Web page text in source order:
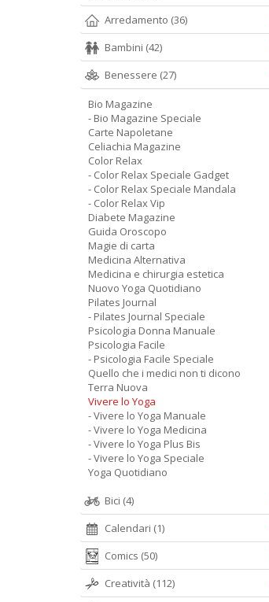
LO YOGA SPECIALE N.1
Libro Yoga
Digitale
4.90 €
Speciale Grafologia
Arredamento (36)
Bambini (42)
Benessere (27)
Bio Magazine
- Bio Magazine Speciale
Carte Napoletane
Celiachia Magazine
Color Relax
- Color Relax Speciale Gadget
- Color Relax Speciale Mandala
- Color Relax Vip
Diabete Magazine
Guida Oroscopo
Magie di carta
Medicina Alternativa
Medicina e chirurgia estetica
Nuovo Yoga Quotidiano
Pilates Journal
- Pilates Journal Speciale
Psicologia Donna Manuale
Psicologia Facile
- Psicologia Facile Speciale
Quello che i medici non ti dicono
Terra Nuova
Vivere lo Yoga
- Vivere lo Yoga Manuale
- Vivere lo Yoga Medicina
- Vivere lo Yoga Plus Bis
- Vivere lo Yoga Speciale
Yoga Quotidiano
Bici (4)
Calendari (1)
Comics (50)
Creatività (112)